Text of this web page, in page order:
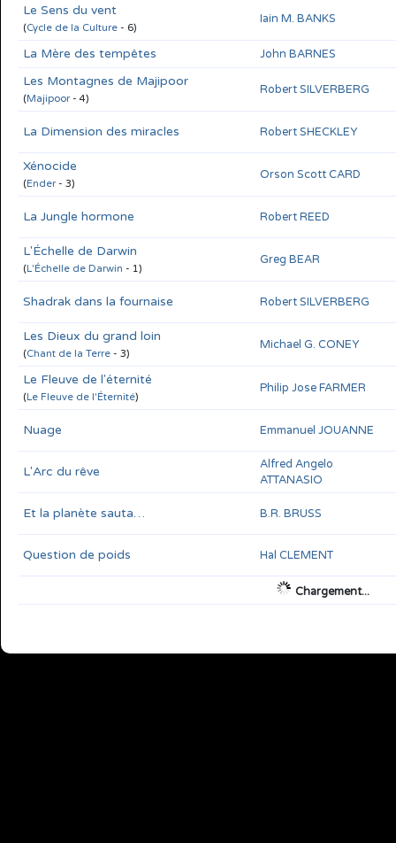
Le Sens du vent
(Cycle de la Culture - 6)
Iain M. BANKS
La Mère des tempêtes John BARNES
Les Montagnes de Majipoor
(Majipoor- 4)
Robert SILVERBERG
La Dimension des miracles Robert SHECKLEY
Xénocide
(Ender- 3)
Orson Scott CARD
La Jungle hormone Robert REED
L'Échelle de Darwin
(L'Échelle de Darwin - 1)
Greg BEAR
Shadrak dans la fournaise Robert SILVERBERG
Les Dieux du grand loin
(Chant de la Terre - 3)
Michael G. CONEY
Le Fleuve de l'éternité
(Le Fleuve de l'Éternité)
Philip Jose FARMER
Nuage Emmanuel JOUANNE
L'Arc du rêve
Alfred Angelo
ATTANASIO
Et la planète sauta… B.R. BRUSS
Question de poids Hal CLEMENT
Chargement...